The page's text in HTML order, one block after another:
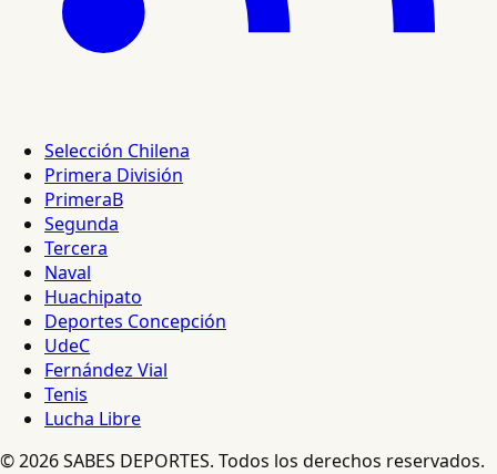
Selección Chilena
Primera División
PrimeraB
Segunda
Tercera
Naval
Huachipato
Deportes Concepción
UdeC
Fernández Vial
Tenis
Lucha Libre
© 2026 SABES DEPORTES. Todos los derechos reservados.